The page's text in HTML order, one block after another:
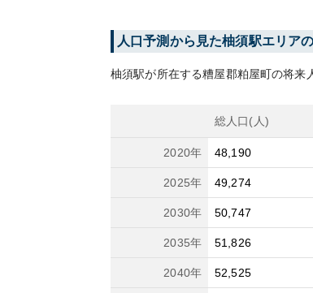
人口予測から見た柚須駅エリア
柚須駅が所在する糟屋郡粕屋町の将来
総人口(人)
2020年 48,190
2025年 49,274
2030年 50,747
2035年 51,826
2040年 52,525